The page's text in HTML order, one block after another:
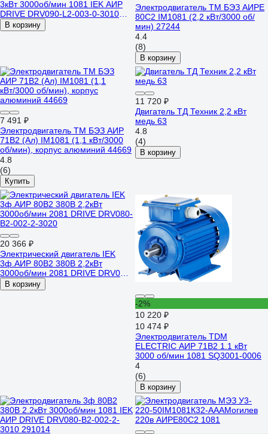
3кВт 3000об/мин 1081 IEK АИР
DRIVE DRV090-L2-003-0-3010
291066
В корзину
Электродвигатель ТМ БЭЗ АИРЕ
80C2 IM1081 (2,2 кВт/3000 об/
мин) 27244
4.4
(8)
В корзину
7 491 ₽
Электродвигатель ТМ БЭЗ АИР
71B2 (Ал) IM1081 (1,1 кВт/3000
об/мин), корпус алюминий 44669
4.8
(6)
Купить
11 720 ₽
Двигатель ТД Техник 2,2 кВт
медь 63
4.8
(4)
В корзину
20 366 ₽
Электрический двигатель IEK
3ф.АИР 80B2 380В 2,2кВт
3000об/мин 2081 DRIVE DRV080-
B2-002-2-3020
В корзину
-2%
10 220 ₽
10 474 ₽
Электродвигатель TDM
ELECTRIC АИР 71B2 1.1 кВт
3000 об/мин 1081 SQ3001-0006
4
(6)
В корзину